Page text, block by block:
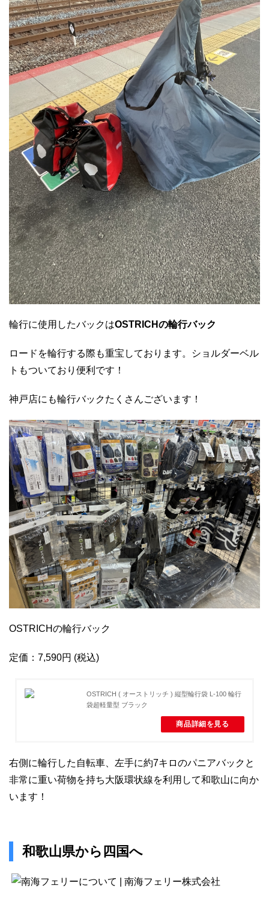
輪行に使用したバックはOSTRICHの輪行バック
ロードを輪行する際も重宝しております。ショルダーベル
トもついており便利です！
神戸店にも輪行バックたくさんございます！
OSTRICHの輪行バック
定価：7,590円 (税込)
OSTRICH ( オーストリッチ ) 縦型輪行袋 L-100 輪行
袋超軽量型 ブラック
商品詳細を見る
右側に輪行した自転車、左手に約7キロのパニアバックと
非常に重い荷物を持ち大阪環状線を利用して和歌山に向か
います！
和歌山県から四国へ